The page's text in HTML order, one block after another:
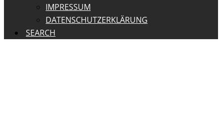
IMPRESSUM
DATENSCHUTZERKLÄRUNG
SEARCH